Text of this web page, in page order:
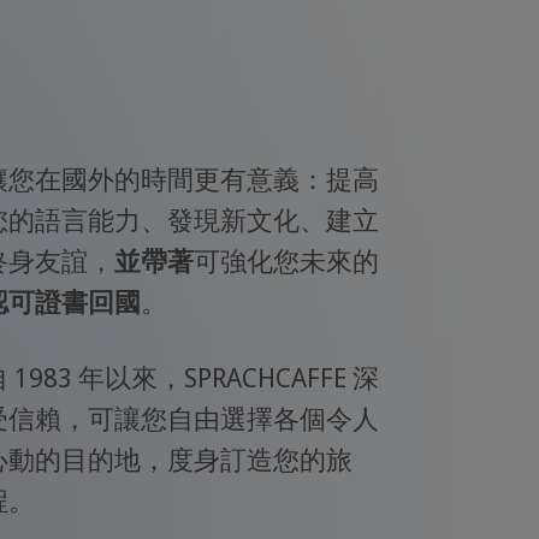
您在國外的時間更有意義：提高
的語言能力、發現新文化、建立
友誼， 並帶著可強化您未來的
可證書回國。
1983 年以來，SPRACHCAFFE 深
信賴，可讓您自由選擇各個令人
動的目的地，度身訂造您的旅